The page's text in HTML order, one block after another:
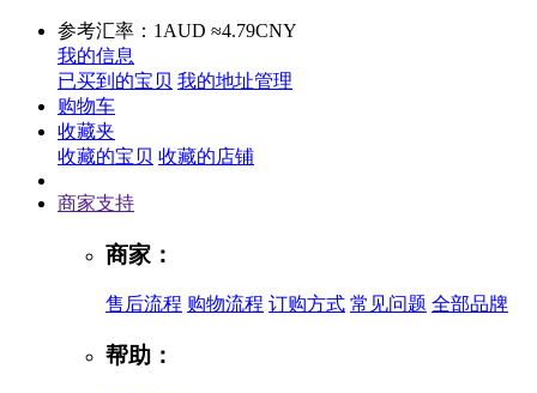
参考汇率：1AUD ≈4.79CNY
我的信息
已买到的宝贝 我的地址管理
购物车
收藏夹
收藏的宝贝 收藏的店铺
商家支持
商家：
售后流程 购物流程 订购方式 常见问题 全部品牌
帮助：